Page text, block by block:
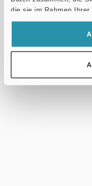
die sie im Rahmen
haben.